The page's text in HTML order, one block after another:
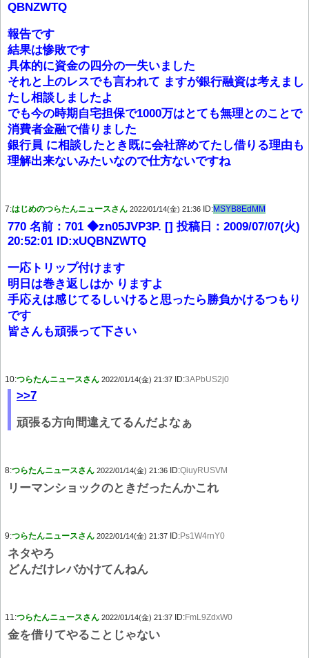
QBNZWTQ
報告です
結果は惨敗です
具体的に資金の四分の一失いました
それと上のレスでも言われて ますが銀行融資は考えまし
たし相談しましたよ
でも今の時期自宅担保で1000万はとても無理とのことで
消費者金融で借りました
銀行員 に相談したとき既に会社辞めてたし借りる理由も
理解出来ないみたいなので仕方ないですね
7:はじめのつらたんニュースさん 2022/01/14(金) 21:36 ID:MSYB8EdMM
770 名前：701 ◆zn05JVP3P. [] 投稿日：2009/07/07(火)
20:52:01 ID:xUQBNZWTQ
一応トリップ付けます
明日は巻き返しはか りますよ
手応えは感じてるしいけると思ったら勝負かけるつもり
です
皆さんも頑張って下さい
10:つらたんニュースさん 2022/01/14(金) 21:37 ID:3APbUS2j0
>>7
頑張る方向間違えてるんだよなぁ
8:つらたんニュースさん 2022/01/14(金) 21:36 ID:QiuyRUSVM
リーマンショックのときだったんかこれ
9:つらたんニュースさん 2022/01/14(金) 21:37 ID:Ps1W4rnY0
ネタやろ
どんだけレバかけてんねん
11:つらたんニュースさん 2022/01/14(金) 21:37 ID:FmL9ZdxW0
金を借りてやることじゃない